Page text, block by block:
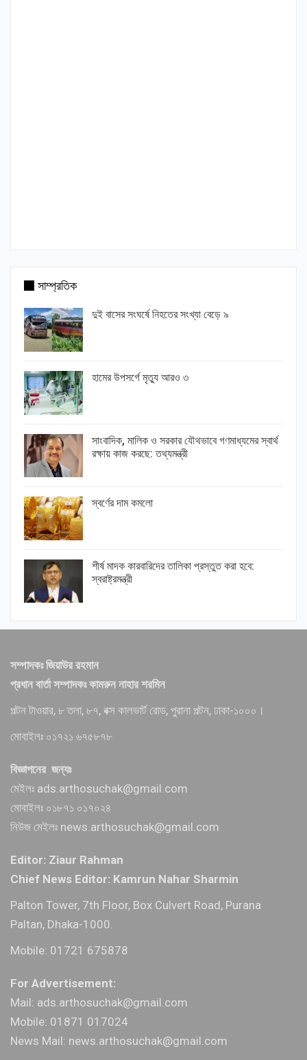
সাম্প্রতিক
দুই বাসের সংঘর্ষে নিহতের সংখ্যা বেড়ে ৯
হামের উপসর্গে মৃত্যু আরও ৩
সাংবাদিক, মালিক ও সরকার যৌথভাবে গণমাধ্যমের স্বার্থ
রক্ষায় কাজ করছে: তথ্যমন্ত্রী
স্বর্ণের দাম কমলো
শীর্ষ মাদক কারবারিদের তালিকা প্রস্তুত করা হবে:
স্বরাষ্ট্রমন্ত্রী
সম্পাদকঃ জিয়াউর রহমান
প্রধান বার্তা সম্পাদকঃ কামরুন নাহার শরমিন
পল্টন টাওয়ার, ৮ তলা, ৮৭, বক্স কালভার্ট রোড, পুরানা পল্টন, ঢাকা-১০০০।
মোবাইলঃ ০১৭২১ ৬৭৫৮৭৮
বিজ্ঞাপনের জন্যঃ
মেইলঃ ads.arthosuchak@gmail.com
মোবাইলঃ ০১৮৭১ ০১৭০২৪
নিউজ মেইলঃ news.arthosuchak@gmail.com
Editor: Ziaur Rahman
Chief News Editor: Kamrun Nahar Sharmin
Palton Tower, 7th Floor, Box Culvert Road, Purana
Paltan, Dhaka-1000.
Mobile: 01721 675878
For Advertisement:
Mail: ads.arthosuchak@gmail.com
Mobile: 01871 017024
News Mail: news.arthosuchak@gmail.com